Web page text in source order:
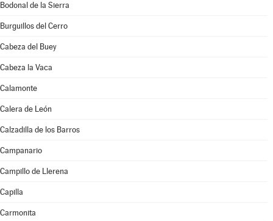
Bodonal de la Sierra
Burguillos del Cerro
Cabeza del Buey
Cabeza la Vaca
Calamonte
Calera de León
Calzadilla de los Barros
Campanario
Campillo de Llerena
Capilla
Carmonita